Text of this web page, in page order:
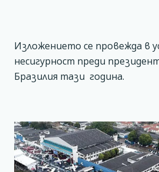
Изложението се провежда в
несигурност преди
Бразилия тази година.